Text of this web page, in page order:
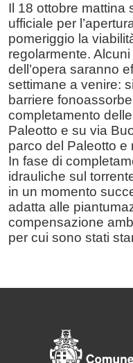
Il 18 ottobre mattina
ufficiale per
pomeriggio la
regolarmente.
dell’opera saranno
settimane a venire:
barriere
completamento
Paleotto e su via
parco del Paleotto
In fase di
idrauliche sul
in un momento
adatta alle
compensazione
per cui sono stati